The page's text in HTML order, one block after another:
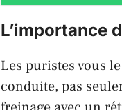
L’importance
Les puristes vous
conduite, pas